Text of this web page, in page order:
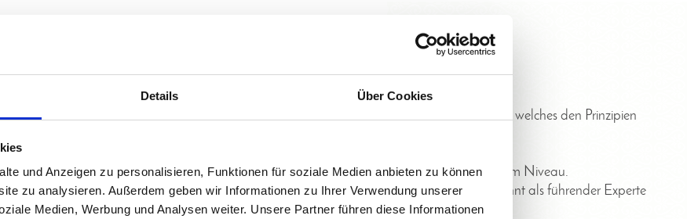
Details Über Cookies
und Anzeigen zu personalisieren, Funktionen für soziale Medien anbieten zu können
zu analysieren. Außerdem geben wir Informationen zu Ihrer Verwendung unserer
Medien, Werbung und Analysen weiter. Unsere Partner führen diese Informationen
Science International (BASI®) BASI® Pilates wurde 1989 gegründet und ist ein Lehrinstitut, welches den Prinzipien
und lehrt BASI® nach neuesten wissenschaftlichen Erkenntnissen und auf höchstem Niveau.
von BASI®, Rael Isacowitz, ist weltbekannter “Lehrer für Lehrer“. Er ist international anerkannt als führender Experte